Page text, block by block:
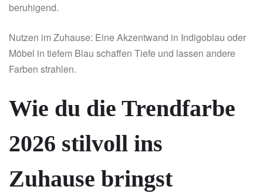
beruhigend.
Nutzen im Zuhause: Eine Akzentwand in Indigoblau oder
Möbel in tiefem Blau schaffen Tiefe und lassen andere
Farben strahlen.
Wie du die Trendfarbe
2026 stilvoll ins
Zuhause bringst